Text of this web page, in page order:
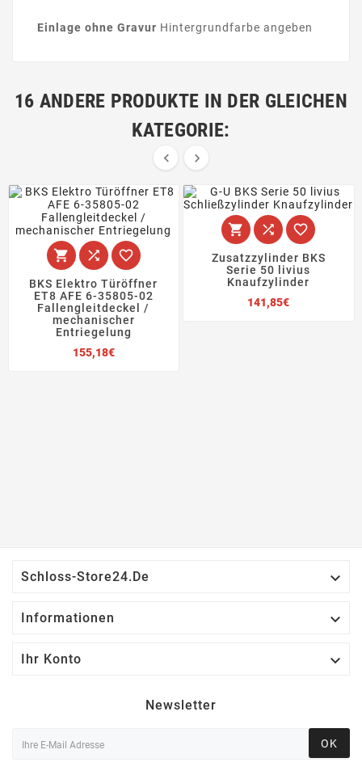
Einlage ohne Gravur Hintergrundfarbe angeben
16 ANDERE PRODUKTE IN DER GLEICHEN
KATEGORIE:
 
  
BKS Elektro Türöffner
ET8 AFE 6-35805-02
Fallengleitdeckel /
mechanischer
Entriegelung
155,18€Preis
  
Zusatzzylinder BKS
Serie 50 livius
Knaufzylinder
141,85€Preis
Schloss-Store24.de 
Informationen 
Ihr Konto 
Newsletter
OK